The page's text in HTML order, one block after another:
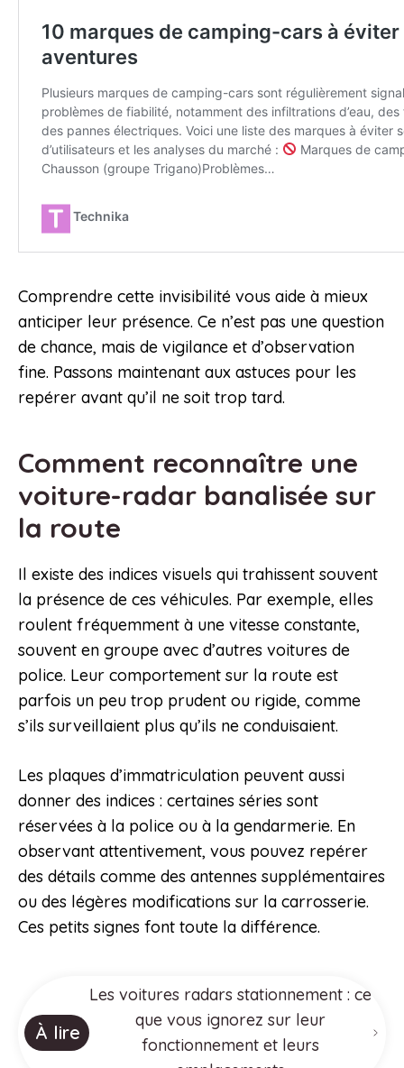
Comprendre cette invisibilité vous aide à mieux
anticiper leur présence. Ce n’est pas une question
de chance, mais de vigilance et d’observation
fine. Passons maintenant aux astuces pour les
repérer avant qu’il ne soit trop tard.
Comment reconnaître une
voiture-radar banalisée sur
la route
Il existe des indices visuels qui trahissent souvent
la présence de ces véhicules. Par exemple, elles
roulent fréquemment à une vitesse constante,
souvent en groupe avec d’autres voitures de
police. Leur comportement sur la route est
parfois un peu trop prudent ou rigide, comme
s’ils surveillaient plus qu’ils ne conduisaient.
Les plaques d’immatriculation peuvent aussi
donner des indices : certaines séries sont
réservées à la police ou à la gendarmerie. En
observant attentivement, vous pouvez repérer
des détails comme des antennes supplémentaires
ou des légères modifications sur la carrosserie.
Ces petits signes font toute la différence.
À lire
Les voitures radars stationnement : ce
que vous ignorez sur leur
fonctionnement et leurs